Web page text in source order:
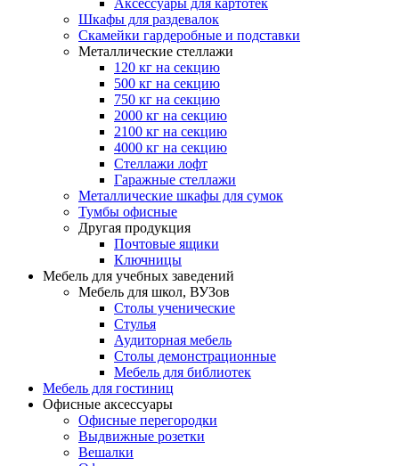
Аксессуары для картотек
Шкафы для раздевалок
Скамейки гардеробные и подставки
Металлические стеллажи
120 кг на секцию
500 кг на секцию
750 кг на секцию
2000 кг на секцию
2100 кг на секцию
4000 кг на секцию
Стеллажи лофт
Гаражные стеллажи
Металлические шкафы для сумок
Тумбы офисные
Другая продукция
Почтовые ящики
Ключницы
Мебель для учебных заведений
Мебель для школ, ВУЗов
Столы ученические
Стулья
Аудиторная мебель
Столы демонстрационные
Мебель для библиотек
Мебель для гостиниц
Офисные аксессуары
Офисные перегородки
Выдвижные розетки
Вешалки